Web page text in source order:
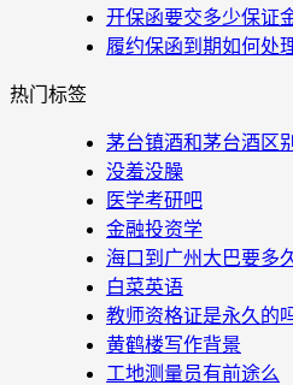
开保函要交多少保证
履约保函到期如何处
热门标签
茅台镇酒和茅台酒区别
没羞没臊
医学考研吧
金融投资学
海口到广州大巴要多
白菜英语
教师资格证是永久的
黄鹤楼写作背景
工地测量员有前途么